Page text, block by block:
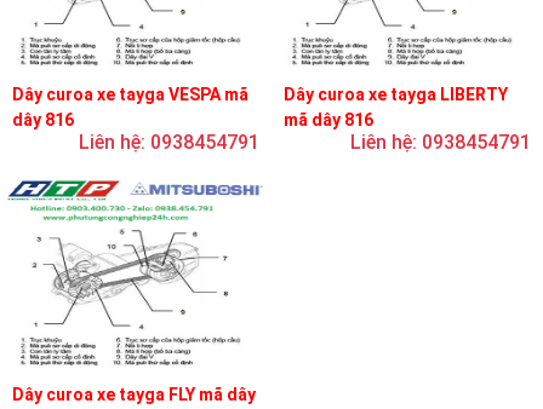
Dây curoa xe tayga VESPA mã
dây 816
Liên hệ: 0938454791
Dây curoa xe tayga LIBERTY
mã dây 816
Liên hệ: 0938454791
Dây curoa xe tayga FLY mã dây